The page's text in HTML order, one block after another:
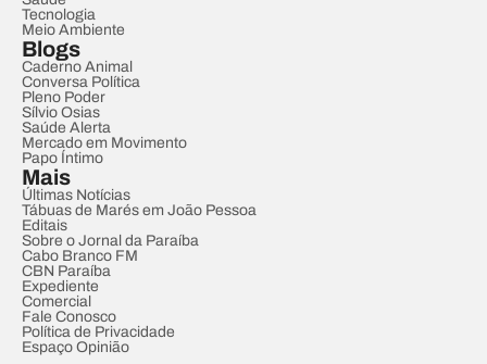
Tecnologia
Meio Ambiente
Blogs
Caderno Animal
Conversa Política
Pleno Poder
Sílvio Osias
Saúde Alerta
Mercado em Movimento
Papo Íntimo
Mais
Últimas Notícias
Tábuas de Marés em João Pessoa
Editais
Sobre o Jornal da Paraíba
Cabo Branco FM
CBN Paraíba
Expediente
Comercial
Fale Conosco
Política de Privacidade
Espaço Opinião